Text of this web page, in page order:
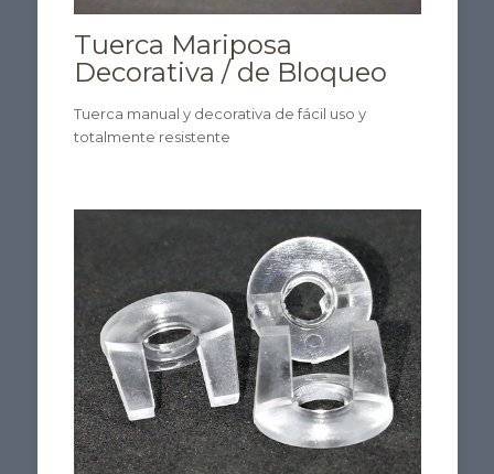
Tuerca Mariposa
Decorativa / de Bloqueo
Tuerca manual y decorativa de fácil uso y
totalmente resistente